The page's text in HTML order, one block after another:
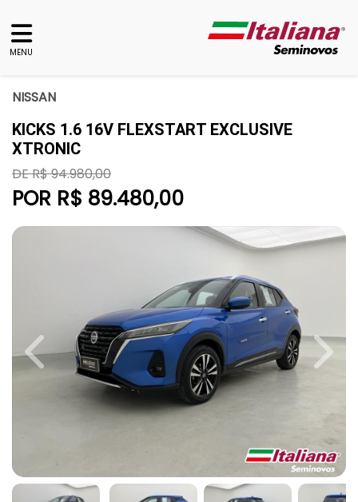
MENU
NISSAN
KICKS 1.6 16V FLEXSTART EXCLUSIVE
XTRONIC
DE R$ 94.980,00
POR R$ 89.480,00
Previous Next